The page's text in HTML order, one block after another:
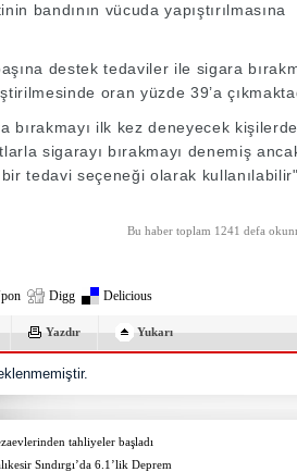
bandının vücuda yapıştırılmasına
destek tedaviler ile sigara
oran yüzde 39’a
bırakmayı ilk kez deneyecek kişilerde
sigarayı bırakmayı denemiş
tedavi seçeneği olarak kullanılabilir"
Bu haber toplam 1241 defa
Digg Delicious
Yazdır Yukarı
tahliyeler başladı
Sındırgı’da 6.1’lik Deprem